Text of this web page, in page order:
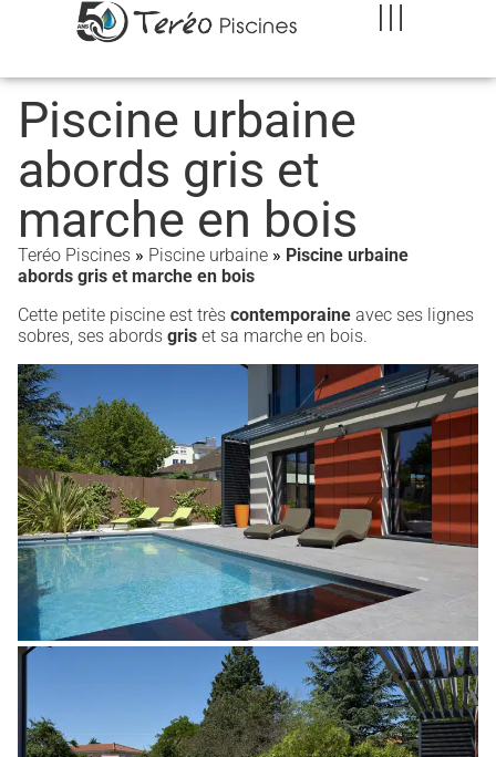
Piscine urbaine
abords gris et
marche en bois
Teréo Piscines » Piscine urbaine » Piscine urbaine
abords gris et marche en bois
Cette petite piscine est très contemporaine avec ses lignes
sobres, ses abords gris et sa marche en bois.